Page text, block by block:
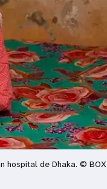
hospital de Dhaka. © BOX